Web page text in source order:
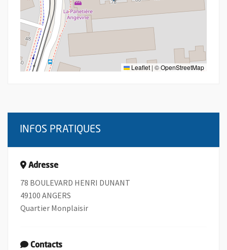
Leaflet | ©OpenStreetMap
INFOS PRATIQUES
Adresse
78 BOULEVARD HENRI DUNANT
49100 ANGERS
Quartier Monplaisir
Contacts